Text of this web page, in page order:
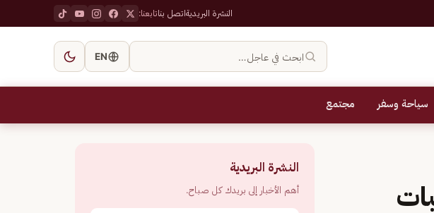
النشرة البريديةاتصل بناتابعنا:
ابحث في عاجل… EN
سياحة وسفر مجتمع
النشرة البريدية
أهم الأخبار إلى بريدك كل صباح.